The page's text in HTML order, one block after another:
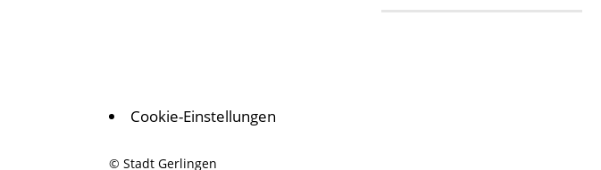
Cookie-Einstellungen
© Stadt Gerlingen